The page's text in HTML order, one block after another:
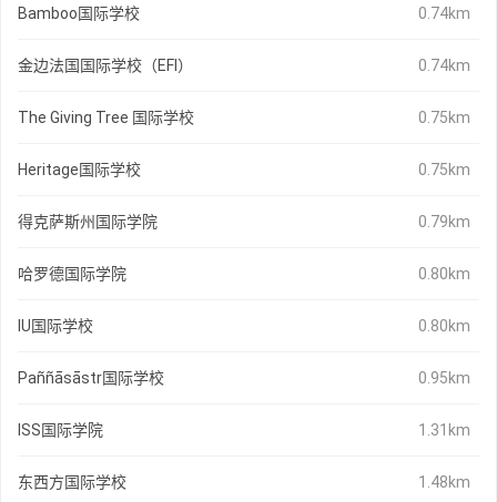
Bamboo国际学校 0.74km
金边法国国际学校（EFI） 0.74km
The Giving Tree 国际学校 0.75km
Heritage国际学校 0.75km
得克萨斯州国际学院 0.79km
哈罗德国际学院 0.80km
IU国际学校 0.80km
Paññāsāstr国际学校 0.95km
ISS国际学院 1.31km
东西方国际学校 1.48km